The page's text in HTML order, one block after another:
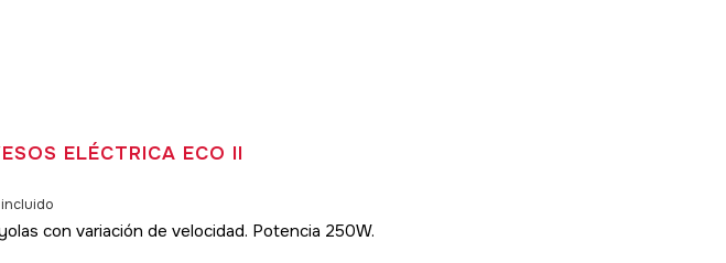
ELÉCTRICA ECO II
incluido
con variación de velocidad. Potencia 250W.